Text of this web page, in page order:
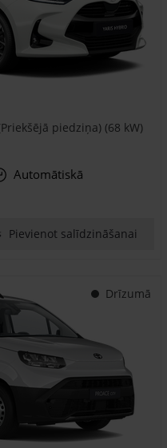
piedziņa) (68 kW)
Automātiskā
Pievienot salīdzināšanai
Drīzumā